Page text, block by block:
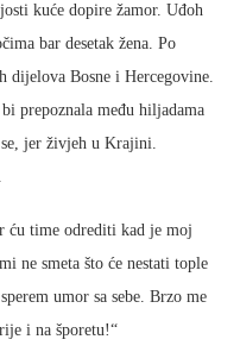
kuće dopire žamor. Uđoh
bar desetak žena. Po
dijelova Bosne i Hercegovine.
prepoznala među hiljadama
jer živjeh u Krajini.
ću time odrediti kad je moj
ne smeta što će nestati tople
umor sa sebe. Brzo me
i na šporetu!“